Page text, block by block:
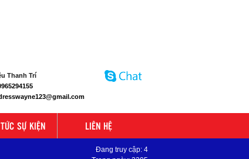
Thanh Trí
SỰ KIỆN LIÊN HỆ
Đang truy cập: 4